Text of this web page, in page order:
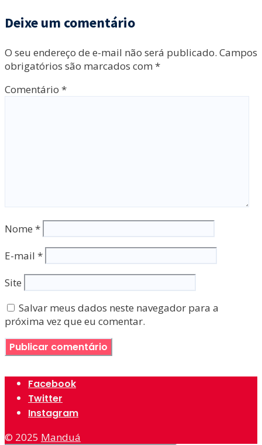
Deixe um comentário
O seu endereço de e-mail não será publicado. Campos
obrigatórios são marcados com *
Comentário *
Nome *
E-mail *
Site
Salvar meus dados neste navegador para a
próxima vez que eu comentar.
Facebook
Twitter
Instagram
© 2025 Manduá